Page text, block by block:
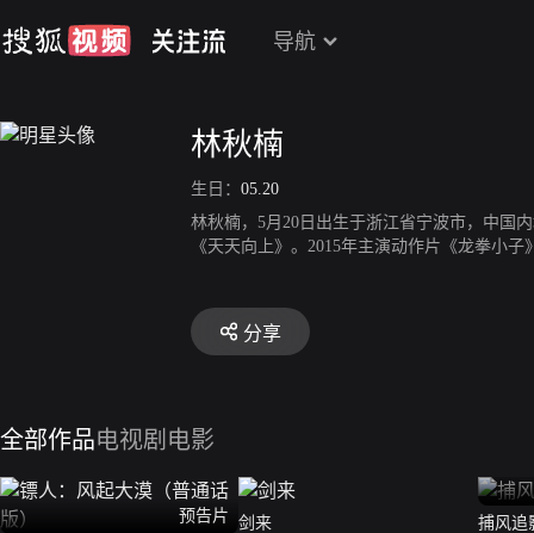
导航
林秋楠
生日： 05.20
林秋楠，5月20日出生于浙江省宁波市，中国
《天天向上》。2015年主演动作片《龙拳小子
分享
全部作品电视剧 电影
预告片
剑来
捕风追